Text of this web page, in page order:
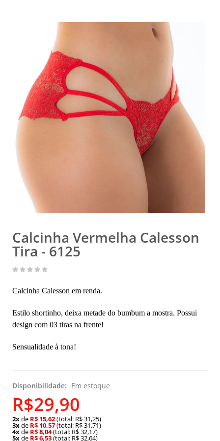
Calcinha Vermelha Calesson
Tira - 6125
Calcinha Calesson em renda.
Estilo shortinho, deixa metade do bumbum a mostra. Possui
design com 03 tiras na frente!
Sensualidade à tona!
Disponibilidade: Em estoque
R$29,90
2xde R$ 15,62(total: R$ 31,25)
3xde R$ 10,57(total: R$ 31,71)
4xde R$ 8,04(total: R$ 32,17)
5xde R$ 6,53(total: R$ 32,64)